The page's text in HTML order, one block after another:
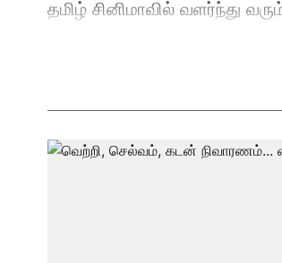
தமிழ் சினிமாவில் வளர்ந்து